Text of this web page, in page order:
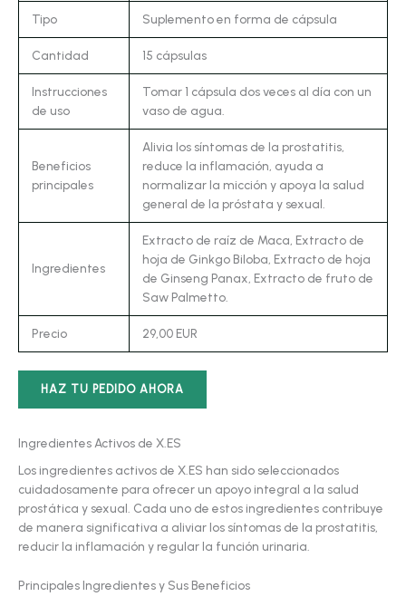
Tipo Suplemento en forma de cápsula
Cantidad 15 cápsulas
Instrucciones
de uso
Tomar 1 cápsula dos veces al día con un
vaso de agua.
Beneficios
principales
Alivia los síntomas de la prostatitis,
reduce la inflamación, ayuda a
normalizar la micción y apoya la salud
general de la próstata y sexual.
Ingredientes
Extracto de raíz de Maca, Extracto de
hoja de Ginkgo Biloba, Extracto de hoja
de Ginseng Panax, Extracto de fruto de
Saw Palmetto.
Precio 29,00 EUR
HAZ TU PEDIDO AHORA
Ingredientes Activos de X.ES
Los ingredientes activos de X.ES han sido seleccionados
cuidadosamente para ofrecer un apoyo integral a la salud
prostática y sexual. Cada uno de estos ingredientes contribuye
de manera significativa a aliviar los síntomas de la prostatitis,
reducir la inflamación y regular la función urinaria.
Principales Ingredientes y Sus Beneficios